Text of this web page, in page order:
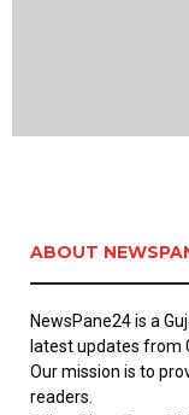
ABOUT
NewsPane24 is a
latest updates from
Our mission is to
readers.